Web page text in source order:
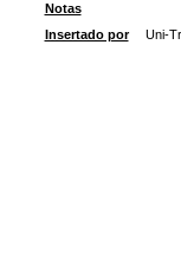
Notas
Insertado por
Uni-